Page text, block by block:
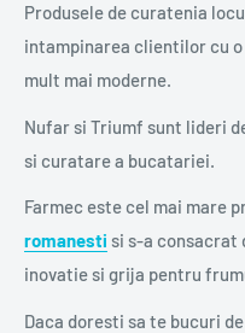
Produsele de curatenia
intampinarea clientilor cu
mult mai moderne.
Nufar si Triumf sunt lideri
si curatare a bucatariei.
Farmec este cel mai mare
romanesti si s-a consacrat
inovatie si grija pentru
Daca doresti sa te bucuri